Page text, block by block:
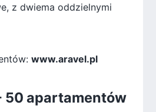
z dwiema oddzielnymi
www.aravel.pl
50 apartamentów